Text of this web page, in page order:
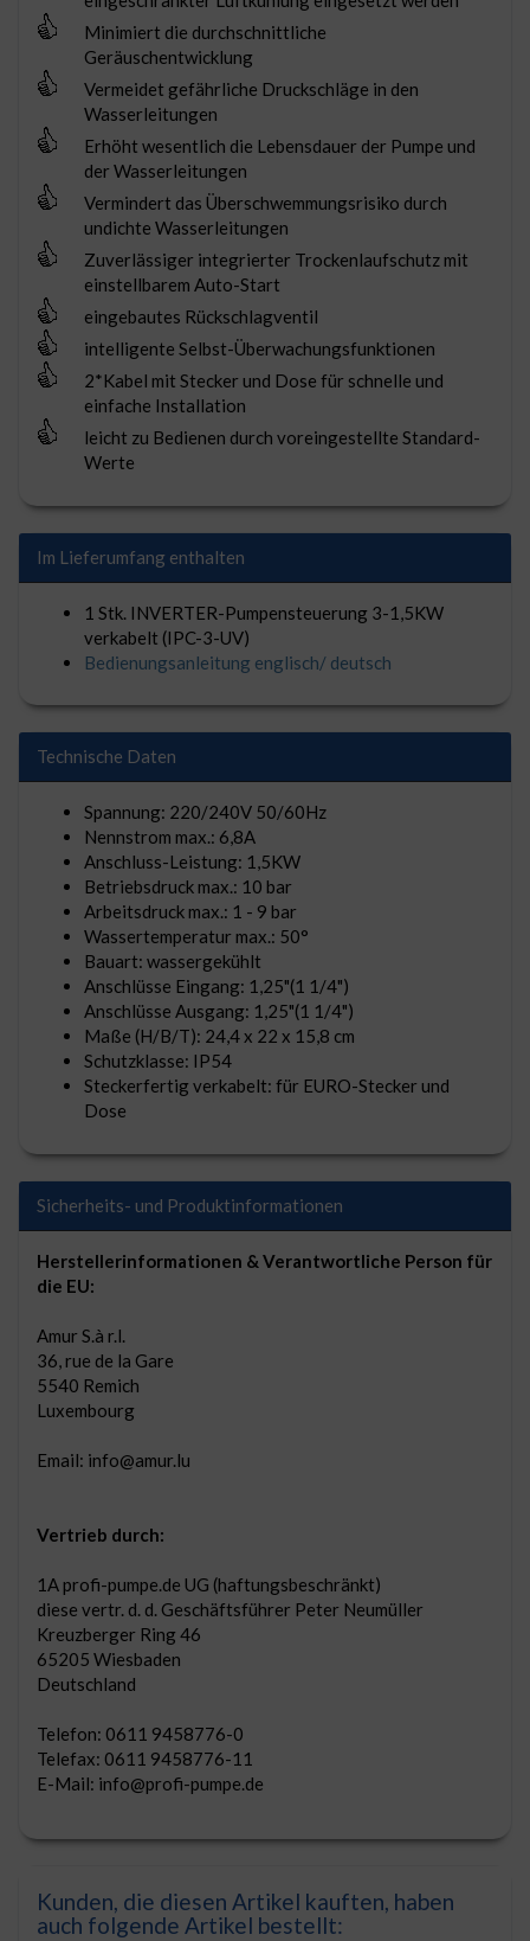
Minimiert die durchschnittliche
Geräuschentwicklung
Vermeidet gefährliche Druckschläge in den
Wasserleitungen
Erhöht wesentlich die Lebensdauer der Pumpe und
der Wasserleitungen
Vermindert das Überschwemmungsrisiko durch
undichte Wasserleitungen
Zuverlässiger integrierter Trockenlaufschutz mit
einstellbarem Auto-Start
eingebautes Rückschlagventil
intelligente Selbst-Überwachungsfunktionen
2*Kabel mit Stecker und Dose für schnelle und
einfache Installation
leicht zu Bedienen durch voreingestellte Standard-
Werte
Im Lieferumfang enthalten
1 Stk. INVERTER-Pumpensteuerung 3-1,5KW
verkabelt (IPC-3-UV)
Bedienungsanleitung englisch/ deutsch
Technische Daten
Spannung: 220/240V 50/60Hz
Nennstrom max.: 6,8A
Anschluss-Leistung: 1,5KW
Betriebsdruck max.: 10 bar
Arbeitsdruck max.: 1 - 9 bar
Wassertemperatur max.: 50°
Bauart: wassergekühlt
Anschlüsse Eingang: 1,25"(1 1/4")
Anschlüsse Ausgang: 1,25"(1 1/4")
Maße (H/B/T): 24,4 x 22 x 15,8 cm
Schutzklasse: IP54
Steckerfertig verkabelt: für EURO-Stecker und
Dose
Sicherheits- und Produktinformationen
Herstellerinformationen & Verantwortliche Person für
die EU:
Amur S.à r.l.
36, rue de la Gare
5540 Remich
Luxembourg
Email: info@amur.lu
Vertrieb durch:
1A profi-pumpe.de UG (haftungsbeschränkt)
diese vertr. d. d. Geschäftsführer Peter Neumüller
Kreuzberger Ring 46
65205 Wiesbaden
Deutschland
Telefon: 0611 9458776-0
Telefax: 0611 9458776-11
E-Mail: info@profi-pumpe.de
Kunden, die diesen Artikel kauften, haben
auch folgende Artikel bestellt: